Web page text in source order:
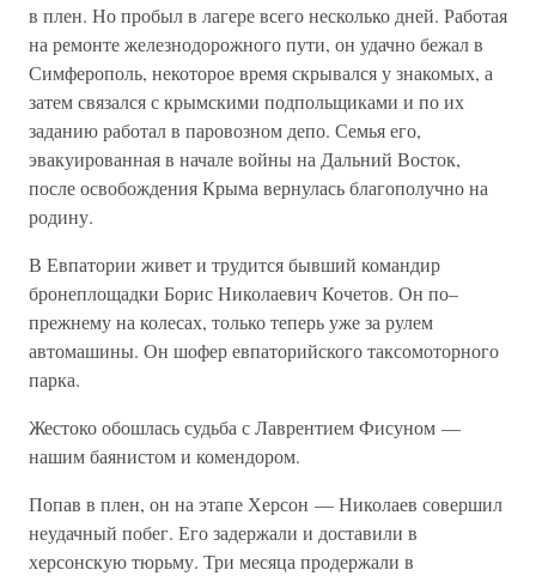
в плен. Но пробыл в лагере всего несколько дней. Работая
на ремонте железнодорожного пути, он удачно бежал в
Симферополь, некоторое время скрывался у знакомых, а
затем связался с крымскими подпольщиками и по их
заданию работал в паровозном депо. Семья его,
эвакуированная в начале войны на Дальний Восток,
после освобождения Крыма вернулась благополучно на
родину.
В Евпатории живет и трудится бывший командир
бронеплощадки Борис Николаевич Кочетов. Он по–
прежнему на колесах, только теперь уже за рулем
автомашины. Он шофер евпаторийского таксомоторного
парка.
Жестоко обошлась судьба с Лаврентием Фисуном —
нашим баянистом и комендором.
Попав в плен, он на этапе Херсон — Николаев совершил
неудачный побег. Его задержали и доставили в
херсонскую тюрьму. Три месяца продержали в